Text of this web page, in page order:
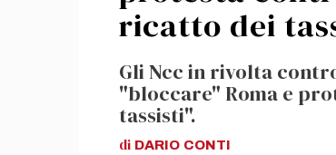
ricatto dei
Gli Ncc in rivolta
"bloccare" Roma e
tassisti".
di DARIO CONTI